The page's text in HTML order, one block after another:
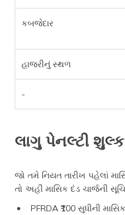
કબજેદાર
હાજરીનું સ્થળ
-
લાગુ પેનલ્ટી શુલ્ક
જો તમે નિયત તારીખ પહેલાં
તો અહીં માસિક દંડ ચાર્જની
PFRDA ₹100 સુધીની